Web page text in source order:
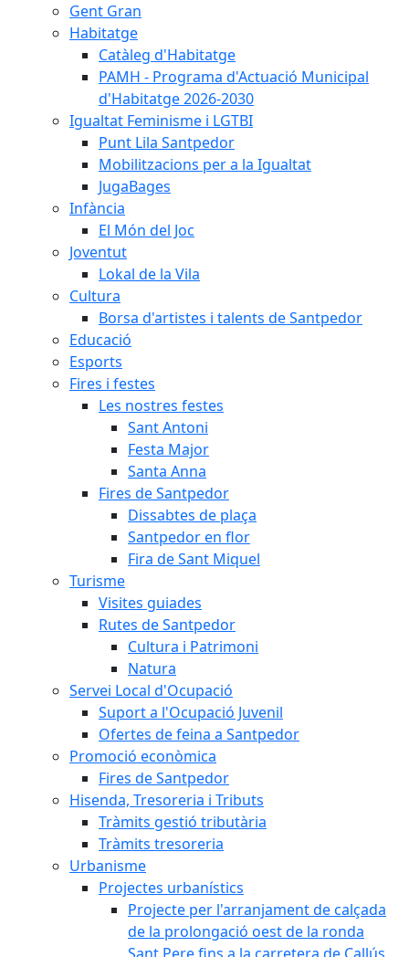
Gent Gran
Habitatge
Catàleg d'Habitatge
PAMH - Programa d'Actuació Municipal
d'Habitatge 2026-2030
Igualtat Feminisme i LGTBI
Punt Lila Santpedor
Mobilitzacions per a la Igualtat
JugaBages
Infància
El Món del Joc
Joventut
Lokal de la Vila
Cultura
Borsa d'artistes i talents de Santpedor
Educació
Esports
Fires i festes
Les nostres festes
Sant Antoni
Festa Major
Santa Anna
Fires de Santpedor
Dissabtes de plaça
Santpedor en flor
Fira de Sant Miquel
Turisme
Visites guiades
Rutes de Santpedor
Cultura i Patrimoni
Natura
Servei Local d'Ocupació
Suport a l'Ocupació Juvenil
Ofertes de feina a Santpedor
Promoció econòmica
Fires de Santpedor
Hisenda, Tresoreria i Tributs
Tràmits gestió tributària
Tràmits tresoreria
Urbanisme
Projectes urbanístics
Projecte per l'arranjament de calçada
de la prolongació oest de la ronda